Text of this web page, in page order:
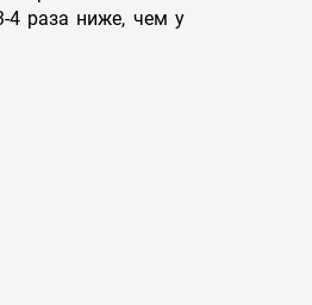
4 раза ниже, чем у